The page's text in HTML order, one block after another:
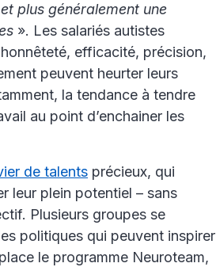
plus généralement une
». Les salariés autistes
efficacité, précision,
peuvent heurter leurs
la tendance à tendre
au point d’enchainer les
de talents précieux, qui
leur plein potentiel – sans
Plusieurs groupes se
politiques qui peuvent inspirer
le programme Neuroteam,